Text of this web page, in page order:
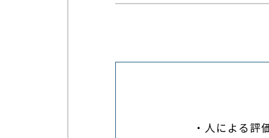
・人による